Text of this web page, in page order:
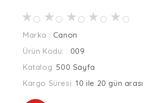
★
★
★
★
★
Marka : Canon
Ürün Kodu: : 009
Katalog:500 Sayfa
Kargo Süresi:10 ile 20 gün arası